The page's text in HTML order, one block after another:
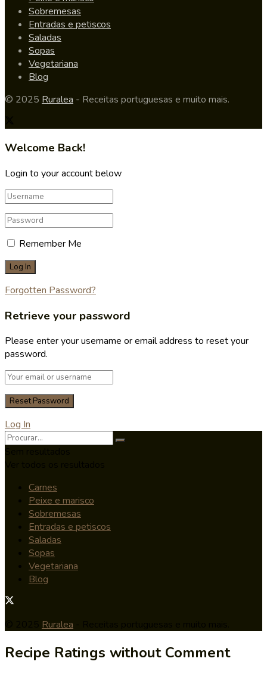
Sobremesas
Entradas e petiscos
Saladas
Sopas
Vegetariana
Blog
© 2025 Ruralea - Receitas portuguesas e muito mais.
Welcome Back!
Login to your account below
Remember Me
Forgotten Password?
Retrieve your password
Please enter your username or email address to reset your
password.
Log In
Carnes
Peixe e marisco
Sobremesas
Entradas e petiscos
Saladas
Sopas
Vegetariana
Blog
Ruralea
Recipe Ratings without Comment